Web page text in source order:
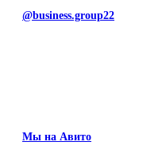
@business.group22
Мы на Авито